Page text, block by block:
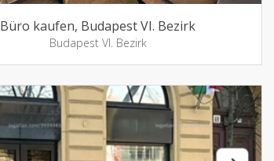
Büro kaufen, Budapest VI. Bezirk
Budapest VI. Bezirk